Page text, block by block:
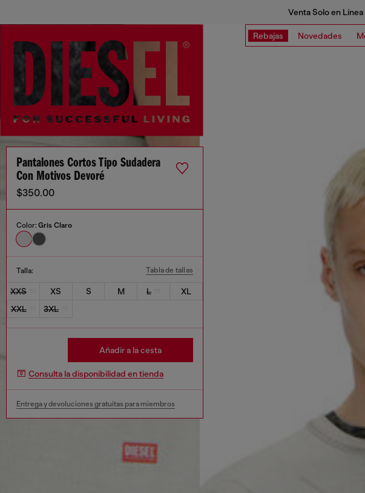
Venta Solo en
Rebajas Novedades
Pantalones Cortos Tipo Sudadera
Con Motivos Devoré
$350.00
Color: Gris Claro
Talla: Tabla de tallas
XXS XS S M L
XL
XXL
3XL
Añadir a la cesta
Consulta la disponibilidad en tienda
Entrega y devoluciones gratuitas para miembros